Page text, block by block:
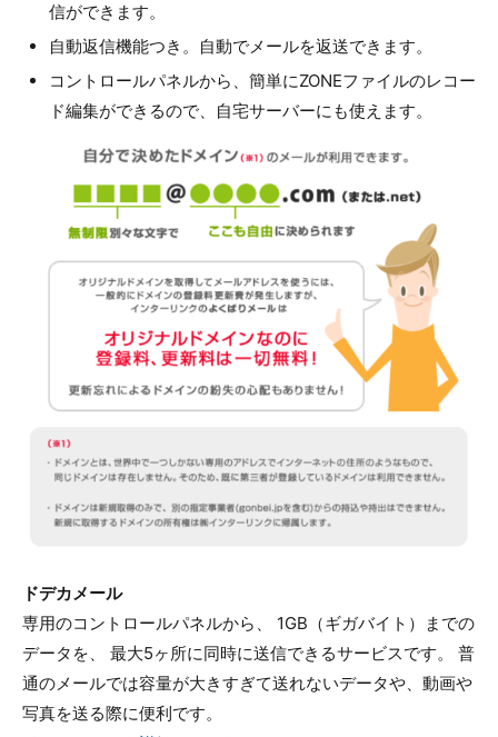
信ができます。
自動返信機能つき。自動でメールを返送できます。
コントロールパネルから、簡単にZONEファイルのレコー
ド編集ができるので、自宅サーバーにも使えます。
ドデカメール
専用のコントロールパネルから、 1GB（ギガバイト）までの
データを、 最大5ヶ所に同時に送信できるサービスです。 普
通のメールでは容量が大きすぎて送れないデータや、動画や
写真を送る際に便利です。